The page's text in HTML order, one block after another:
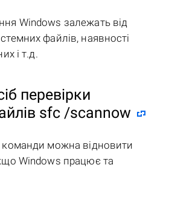
Windows залежать від
файлів, наявності
і т.д.
перевірки
sfc /scannow
команди можна відновити
Windows працює та